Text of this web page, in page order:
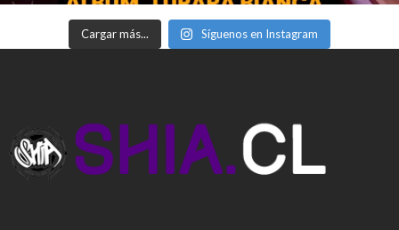
Cargar más... Síguenos en Instagram